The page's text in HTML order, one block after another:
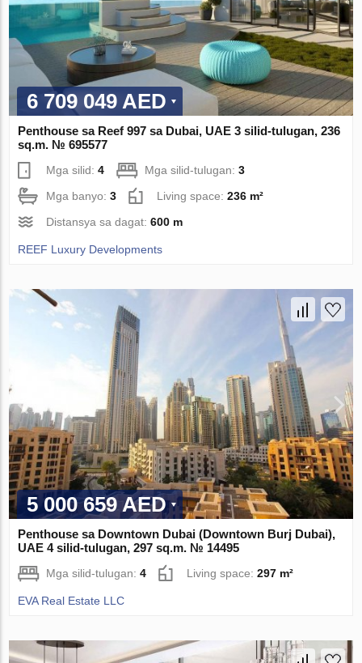
6 709 049 AED
Penthouse sa Reef 997 sa Dubai, UAE 3 silid-tulugan, 236
sq.m. № 695577
Mga silid:4 Mga silid-tulugan:3
Mga banyo:3 Living space:236 m²
Distansya sa dagat:600 m
REEF Luxury Developments
5 000 659 AED
Penthouse sa Downtown Dubai (Downtown Burj Dubai),
UAE 4 silid-tulugan, 297 sq.m. № 14495
Mga silid-tulugan:4 Living space:297 m²
EVA Real Estate LLC